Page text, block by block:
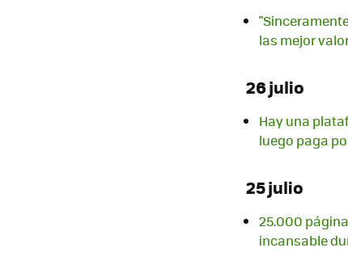
las mejor
26 julio
Hay una
luego paga
25 julio
25.000
incansable